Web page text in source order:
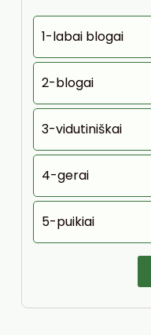
1-labai blogai
2-blogai
3-vidutiniškai
4-gerai
5-puikiai